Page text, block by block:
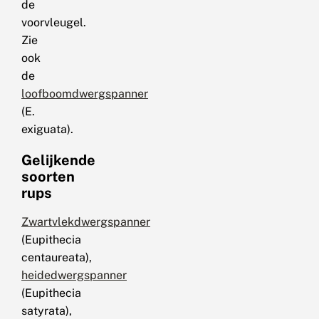
de
voorvleugel.
Zie
ook
de
loofboomdwergspanner
(E.
exiguata).
Gelijkende
soorten
rups
Zwartvlekdwergspanner
(Eupithecia
centaureata),
heidedwergspanner
(Eupithecia
satyrata),